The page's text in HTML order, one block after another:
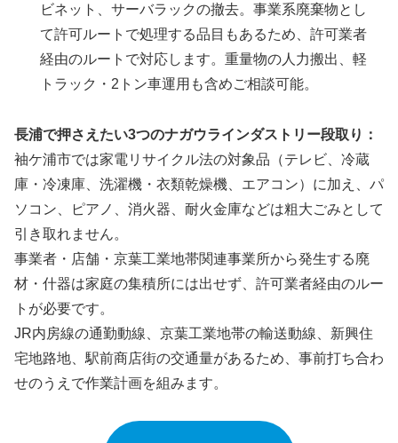
ビネット、サーバラックの撤去。事業系廃棄物とし
て許可ルートで処理する品目もあるため、許可業者
経由のルートで対応します。重量物の人力搬出、軽
トラック・2トン車運用も含めご相談可能。
長浦で押さえたい3つのナガウラインダストリー段取り：
袖ケ浦市では家電リサイクル法の対象品（テレビ、冷蔵
庫・冷凍庫、洗濯機・衣類乾燥機、エアコン）に加え、パ
ソコン、ピアノ、消火器、耐火金庫などは粗大ごみとして
引き取れません。
事業者・店舗・京葉工業地帯関連事業所から発生する廃
材・什器は家庭の集積所には出せず、許可業者経由のルー
トが必要です。
JR内房線の通勤動線、京葉工業地帯の輸送動線、新興住
宅地路地、駅前商店街の交通量があるため、事前打ち合わ
せのうえで作業計画を組みます。